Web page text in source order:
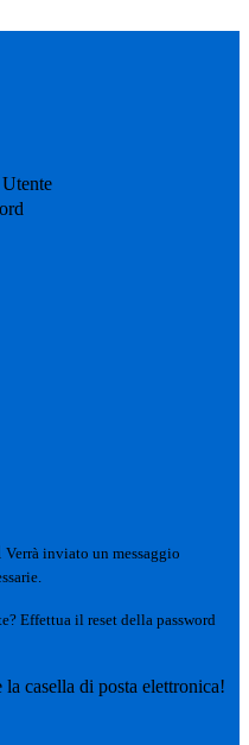
Verrà inviato un messaggio
Effettua il reset della password
casella di posta elettronica!